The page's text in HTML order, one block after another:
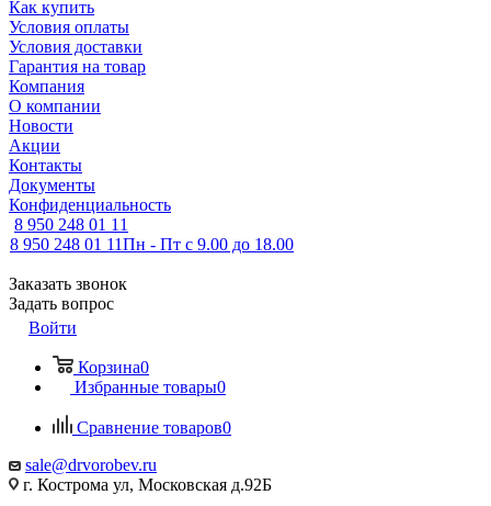
Как купить
Условия оплаты
Условия доставки
Гарантия на товар
Компания
О компании
Новости
Акции
Контакты
Документы
Конфиденциальность
8 950 248 01 11
8 950 248 01 11Пн - Пт с 9.00 до 18.00
Заказать звонок
Задать вопрос
Войти
Корзина0
Избранные товары0
Сравнение товаров0
sale@drvorobev.ru
г. Кострома ул, Московская д.92Б